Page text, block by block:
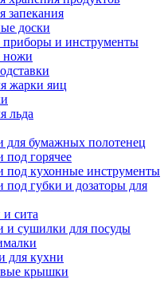
запекания
доски
и инструменты
ножи
жарки яиц
льда
для бумажных полотенец
под горячее
под кухонные инструменты
под губки и дозаторы для
сита
и сушилки для посуды
для кухни
крышки